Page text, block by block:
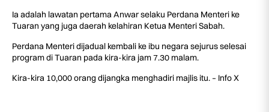
Ia adalah lawatan pertama Anwar selaku Perdana Menteri ke
Tuaran yang juga daerah kelahiran Ketua Menteri Sabah.
Perdana Menteri dijadual kembali ke ibu negara sejurus selesai
program di Tuaran pada kira-kira jam 7.30 malam.
Kira-kira 10,000 orang dijangka menghadiri majlis itu. – Info X